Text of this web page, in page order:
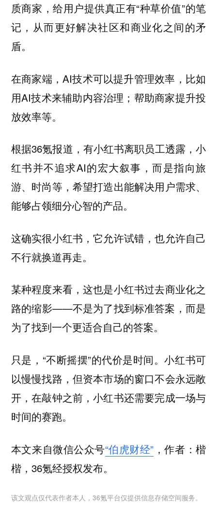
质商家，给用户提供真正有“种草价值”的笔
记，从而更好解决社区和商业化之间的矛
盾。
在商家端，AI技术可以提升管理效率，比如
用AI技术来辅助内容治理；帮助商家提升投
放效率等。
根据36氪报道，有小红书离职员工透露，小
红书并不追求AI的宏大叙事，而是指向旅
游、时尚等，希望打造出能解决用户需求、
能够占领细分心智的产品。
这确实很小红书，它允许试错，也允许自己
不行就换道再走。
某种程度来看，这也是小红书过去商业化之
路的缩影——不是为了找到标准答案，而是
为了找到一个更适合自己的答案。
只是，“不断摇摆”的代价是时间。小红书可
以慢慢找路，但资本市场的窗口不会永远敞
开，在敲钟之前，小红书还需要完成一场与
时间的赛跑。
本文来自微信公众号“伯虎财经” ，作者：楷
楷，36氪经授权发布。
该文观点仅代表作者本人，36氪平台仅提供信息存储空间服务。